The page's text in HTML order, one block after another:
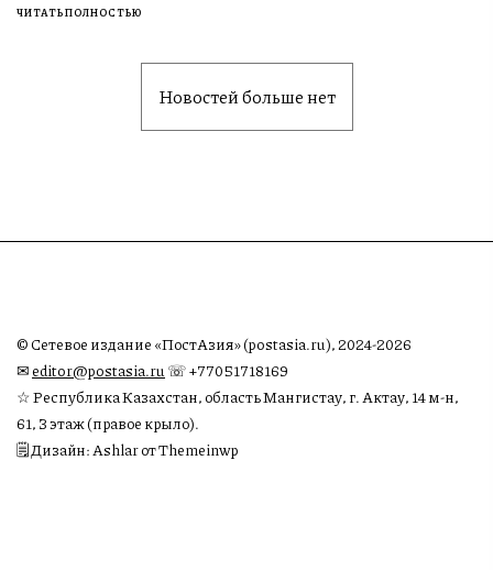
ЧИТАТЬ ПОЛНОСТЬЮ
Новостей больше нет
© Сетевое издание «ПостАзия» (postasia.ru), 2024-2026
✉︎editor@postasia.ru ☏ +77051718169
☆ Республика Казахстан, область Мангистау, г. Актау, 14 м-н,
61, 3 этаж (правое крыло).
🗒 Дизайн: Ashlar от Themeinwp